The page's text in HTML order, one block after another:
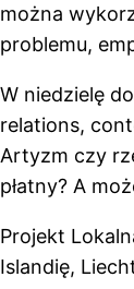
można
problemu,
W niedzielę
relations,
Artyzm czy
płatny? A
Projekt
Islandię,